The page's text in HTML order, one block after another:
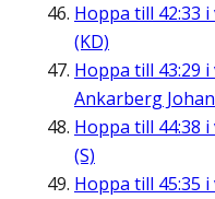
Hoppa till 42:33 i
(KD)
Hoppa till 43:29 i
Ankarberg
Hoppa till 44:38 i
(S)
Hoppa till 45:35 i